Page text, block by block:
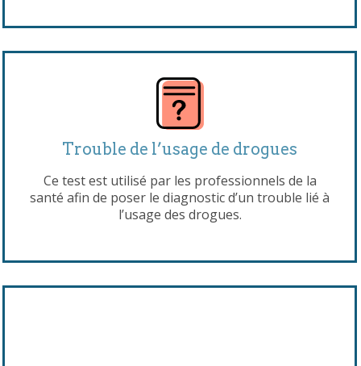
Trouble de l’usage de drogues
Ce test est utilisé par les professionnels de la
santé afin de poser le diagnostic d’un trouble lié à
l’usage des drogues.